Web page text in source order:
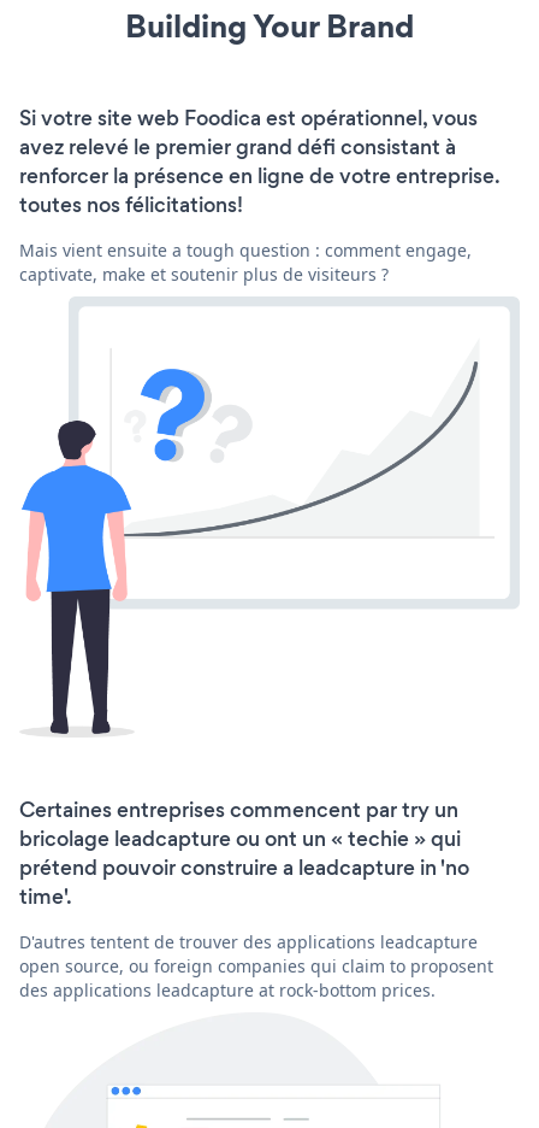
Building Your Brand
Si votre site web Foodica est opérationnel, vous
avez relevé le premier grand défi consistant à
renforcer la présence en ligne de votre entreprise.
toutes nos félicitations!
Mais vient ensuite a tough question : comment engage,
captivate, make et soutenir plus de visiteurs ?
Certaines entreprises commencent par try un
bricolage leadcapture ou ont un « techie » qui
prétend pouvoir construire a leadcapture in 'no
time'.
D'autres tentent de trouver des applications leadcapture
open source, ou foreign companies qui claim to proposent
des applications leadcapture at rock-bottom prices.